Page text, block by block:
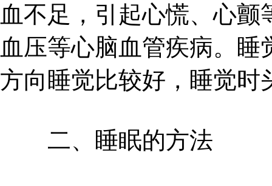
血不足，引起心慌、心
血压等心脑血管疾病。
方向睡觉比较好，睡觉时
二、睡眠的方法